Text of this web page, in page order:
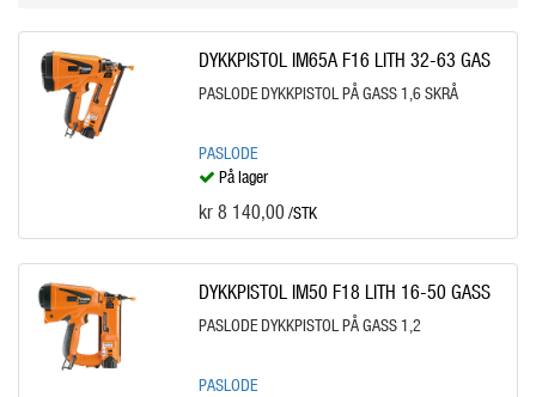
DYKKPISTOL IM65A F16 LITH 32-63 GAS
PASLODE DYKKPISTOL PÅ GASS 1,6 SKRÅ
PASLODE
På lager
kr 8 140,00 /STK
DYKKPISTOL IM50 F18 LITH 16-50 GASS
PASLODE DYKKPISTOL PÅ GASS 1,2
PASLODE